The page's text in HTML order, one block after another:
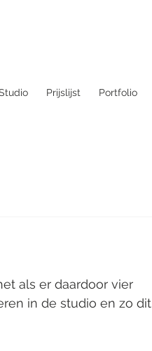
Prijslijst Portfolio
als er daardoor vier
in de studio en zo dit